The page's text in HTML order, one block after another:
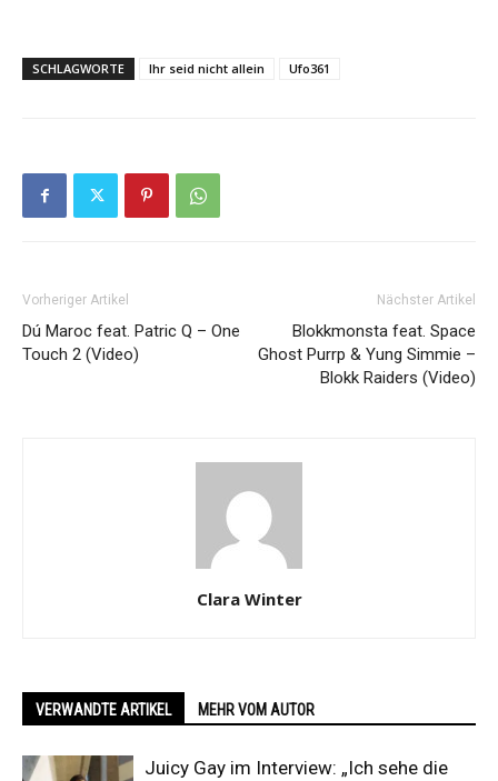
SCHLAGWORTE Ihr seid nicht allein Ufo361
Vorheriger Artikel
Dú Maroc feat. Patric Q – One
Touch 2 (Video)
Nächster Artikel
Blokkmonsta feat. Space
Ghost Purrp & Yung Simmie –
Blokk Raiders (Video)
Clara Winter
VERWANDTE ARTIKEL MEHR VOM AUTOR
Juicy Gay im Interview: „Ich sehe die